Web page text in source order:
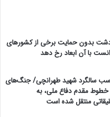
بدون حمایت برخی از کشورهای
با آن ابعاد رخ دهد
سالگرد شهید طهرانچی/ جنگ‌های
خطوط مقدم دفاع ملی، به
منتقل شده است